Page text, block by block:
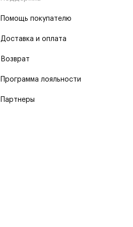
Помощь покупателю
Доставка и оплата
Возврат
Программа лояльности
Партнеры